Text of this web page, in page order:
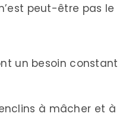
peut-être pas le
un besoin constant
à mâcher et à